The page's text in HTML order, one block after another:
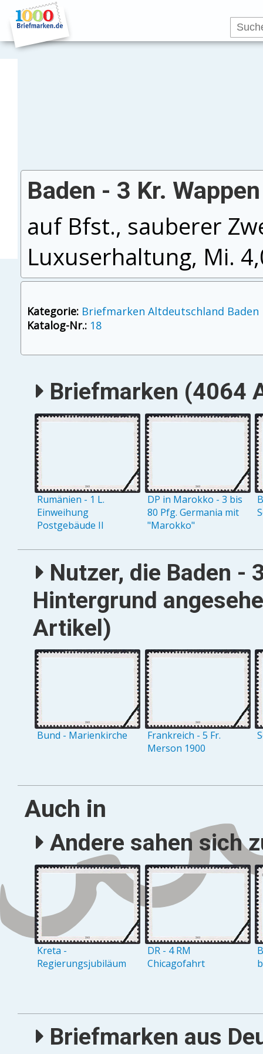
Baden - 3 Kr.
auf Bfst., sauberer
Luxuserhaltung, Mi.
Kategorie: Briefmarken Altdeutschland Baden
Katalog-Nr.: 18
Briefmarken (4064
Rumänien - 1 L.
Einweihung
Postgebäude II
DP in Marokko - 3 bis
80 Pfg. Germania mit
"Marokko"
Nutzer, die Baden -
Hintergrund
Artikel)
Bund - Marienkirche
Frankreich - 5 Fr.
Merson 1900
Auch in
Andere sahen sich
Kreta -
Regierungsjubiläum
DR - 4 RM
Chicagofahrt
Briefmarken aus